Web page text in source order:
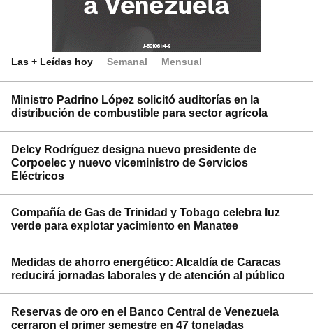
Las + Leídas hoy Semanal Mensual
Ministro Padrino López solicitó auditorías en la
distribución de combustible para sector agrícola
Delcy Rodríguez designa nuevo presidente de
Corpoelec y nuevo viceministro de Servicios
Eléctricos
Compañía de Gas de Trinidad y Tobago celebra luz
verde para explotar yacimiento en Manatee
Medidas de ahorro energético: Alcaldía de Caracas
reducirá jornadas laborales y de atención al público
Reservas de oro en el Banco Central de Venezuela
cerraron el primer semestre en 47 toneladas